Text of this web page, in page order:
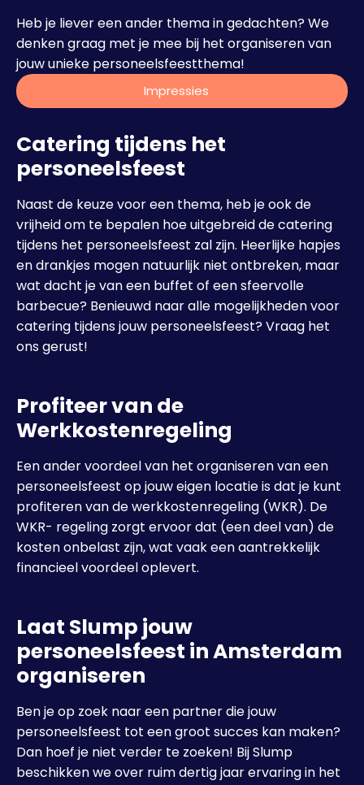
Heb je liever een ander thema in gedachten? We
denken graag met je mee bij het organiseren van
jouw unieke personeelsfeestthema!
Impressies
Catering tijdens het
personeelsfeest
Naast de keuze voor een thema, heb je ook de
vrijheid om te bepalen hoe uitgebreid de catering
tijdens het personeelsfeest zal zijn. Heerlijke hapjes
en drankjes mogen natuurlijk niet ontbreken, maar
wat dacht je van een buffet of een sfeervolle
barbecue? Benieuwd naar alle mogelijkheden voor
catering tijdens jouw personeelsfeest? Vraag het
ons gerust!
Profiteer van de
Werkkostenregeling
Een ander voordeel van het organiseren van een
personeelsfeest op jouw eigen locatie is dat je kunt
profiteren van de werkkostenregeling (WKR). De
WKR- regeling zorgt ervoor dat (een deel van) de
kosten onbelast zijn, wat vaak een aantrekkelijk
financieel voordeel oplevert.
Laat Slump jouw
personeelsfeest in Amsterdam
organiseren
Ben je op zoek naar een partner die jouw
personeelsfeest tot een groot succes kan maken?
Dan hoef je niet verder te zoeken! Bij Slump
beschikken we over ruim dertig jaar ervaring in het